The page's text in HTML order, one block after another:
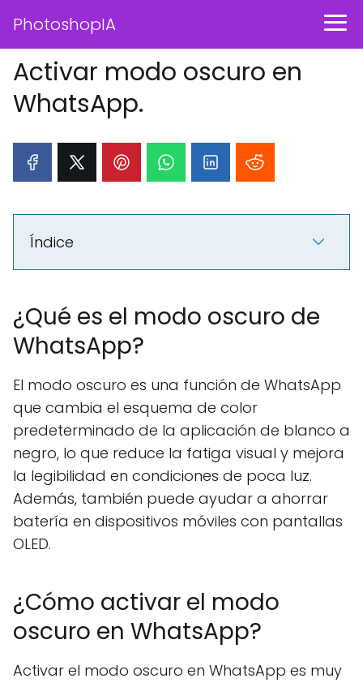
PhotoshopIA
Activar modo oscuro en
WhatsApp.
Índice
¿Qué es el modo oscuro de
WhatsApp?
El modo oscuro es una función de WhatsApp
que cambia el esquema de color
predeterminado de la aplicación de blanco a
negro, lo que reduce la fatiga visual y mejora
la legibilidad en condiciones de poca luz.
Además, también puede ayudar a ahorrar
batería en dispositivos móviles con pantallas
OLED.
¿Cómo activar el modo
oscuro en WhatsApp?
Activar el modo oscuro en WhatsApp es muy